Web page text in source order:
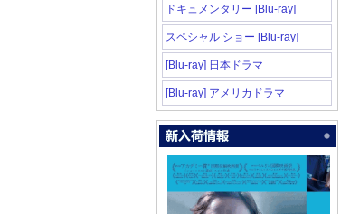
ドキュメンタリー [Blu-ray]
スペシャル ショー [Blu-ray]
[Blu-ray] 日本ドラマ
[Blu-ray] アメリカドラマ